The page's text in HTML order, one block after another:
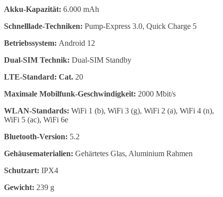
Akku-Kapazität: 6.000 mAh
Schnelllade-Techniken: Pump-Express 3.0, Quick Charge 5
Betriebssystem: Android 12
Dual-SIM Technik: Dual-SIM Standby
LTE-Standard: Cat. 20
Maximale Mobilfunk-Geschwindigkeit: 2000 Mbit/s
WLAN-Standards: WiFi 1 (b), WiFi 3 (g), WiFi 2 (a), WiFi 4 (n),
WiFi 5 (ac), WiFi 6e
Bluetooth-Version: 5.2
Gehäusematerialien: Gehärtetes Glas, Aluminium Rahmen
Schutzart: IPX4
Gewicht: 239 g